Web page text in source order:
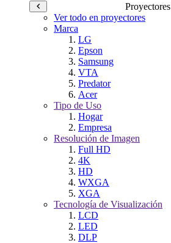
Proyectores
Ver todo en proyectores
Marca
LG
Epson
Samsung
VTA
Predator
Acer
Tipo de Uso
Hogar
Empresa
Resolución de Imagen
Full HD
4K
HD
WXGA
XGA
Tecnología de Visualización
LCD
LED
DLP